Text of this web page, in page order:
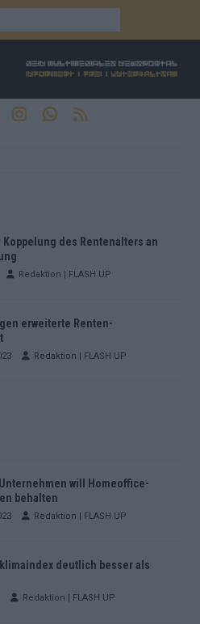
des Rentenalters an
Redaktion | FLASH UP
erweiterte Renten-
Redaktion | FLASH UP
will Homeoffice-
behalten
Redaktion | FLASH UP
deutlich besser als
Redaktion | FLASH UP